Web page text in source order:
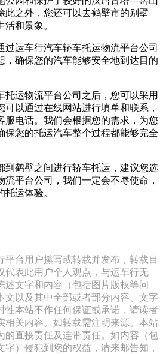
此之外，您还可以去鹤壁市的别墅
和景象。
过运车行汽车轿车托运物流平台公司
，确保您的汽车能够安全地到达目的
托运物流平台公司之后，您可以采用
以通过在线网站进行填单和联系，
服电话。我们会根据您的需求，为您
保您的托运汽车整个过程都能够完全
到鹤壁之间进行轿车托运，建议您选
平台公司，我们一定会不辱使命，
运体验。
平台用户攥写或转载并发布，转载目
代表此用户个人观点，与运车行无
述文字和内容（包括图片版权等问
文以及其中全部或者部分内容、文字
性本站不作任何保证或承诺，请读者
相关内容。如转载需注明来源。本站
的直接责任及连带责任。如内容（包
字）侵犯到您的权益，请来邮告知，